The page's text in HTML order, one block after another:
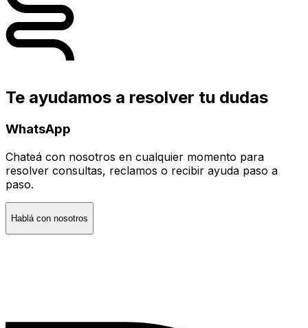
Te ayudamos a resolver tu dudas
WhatsApp
Chateá con nosotros en cualquier momento para
resolver consultas, reclamos o recibir ayuda paso a
paso.
Hablá con nosotros